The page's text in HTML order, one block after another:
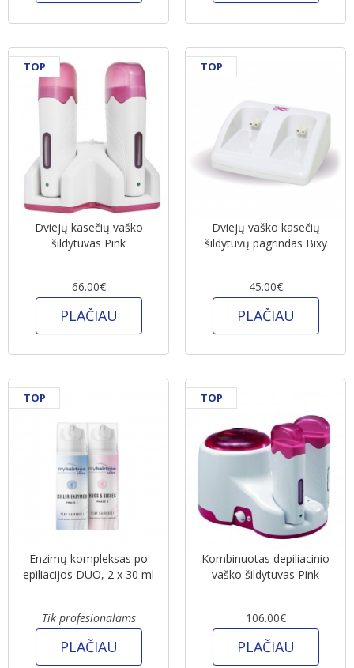
Dviejų kasečių vaško
šildytuvas Pink
66.00€
PLAČIAU
TOP
Dviejų vaško kasečių
šildytuvų pagrindas Bixy
45.00€
PLAČIAU
TOP
Enzimų kompleksas po
epiliacijos DUO, 2 x 30 ml
Tik profesionalams
PLAČIAU
TOP
Kombinuotas depiliacinio
vaško šildytuvas Pink
106.00€
PLAČIAU
TOP